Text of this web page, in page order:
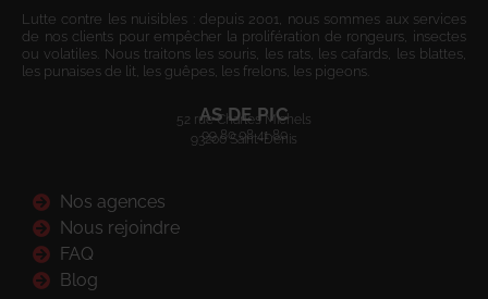
Lutte contre les nuisibles : depuis 2001, nous sommes aux services
de nos clients pour empêcher la prolifération de rongeurs, insectes
ou volatiles. Nous traitons les souris, les rats, les cafards, les blattes,
les punaises de lit, les guêpes, les frelons, les pigeons.
AS DE PIC
52 rue Charles Michels
93200 Saint-Denis
09 80 08 41 80
Nos agences
Nous rejoindre
FAQ
Blog